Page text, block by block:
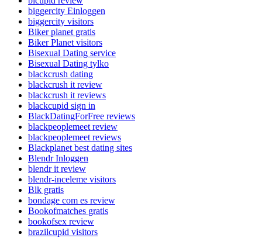
biggercity Einloggen
biggercity visitors
Biker planet gratis
Biker Planet visitors
Bisexual Dating service
Bisexual Dating tylko
blackcrush dating
blackcrush it review
blackcrush it reviews
blackcupid sign in
BlackDatingForFree reviews
blackpeoplemeet review
blackpeoplemeet reviews
Blackplanet best dating sites
Blendr Inloggen
blendr it review
blendr-inceleme visitors
Blk gratis
bondage com es review
Bookofmatches gratis
bookofsex review
brazilcupid visitors